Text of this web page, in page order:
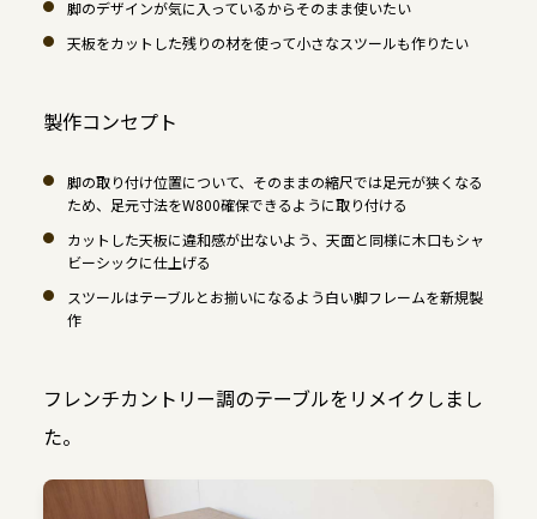
脚のデザインが気に入っているからそのまま使いたい
天板をカットした残りの材を使って小さなスツールも作りたい
製作コンセプト
脚の取り付け位置について、そのままの縮尺では足元が狭くなる
ため、足元寸法をW800確保できるように取り付ける
カットした天板に違和感が出ないよう、天面と同様に木口もシャ
ビーシックに仕上げる
スツールはテーブルとお揃いになるよう白い脚フレームを新規製
作
フレンチカントリー調のテーブルをリメイクしまし
た。